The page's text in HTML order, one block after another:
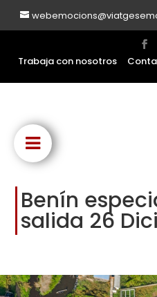
Trabaja con nosotros
Benín
salida 26